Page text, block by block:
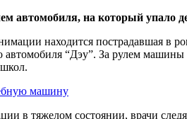
автомобиля, на который упало
находится пострадавшая в
автомобиля “Дэу”. За рулем
машину
в тяжелом состоянии, врачи